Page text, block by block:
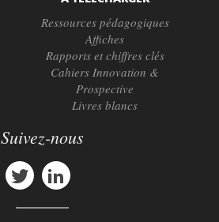
Ressources pédagogiques
Affiches
Rapports et chiffres clés
Cahiers Innovation &
Prospective
Livres blancs
Suivez-nous